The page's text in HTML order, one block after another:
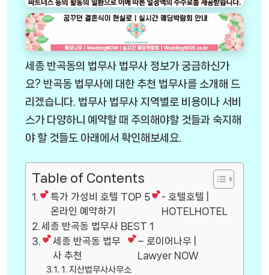
세종 반곡동의 법무사 법무사 정보가 궁금하신가
요? 반곡동 법무사에 대한 추천 법무사를 소개해 드
리겠습니다. 법무사 법무사 지역별로 비용이나 서비
스가 다양하니 예약할 때 주의해야할 것들과 숙지해
야 할 것들도 아래에서 확인해보세요.
Table of Contents
특가 가성비 호텔 TOP 5
온라인 예약하기
- 호텔호텔 |
HOTELHOTEL
세종 반곡동 법무사 BEST 1
세종 반곡동 법무
사 추천
– 로이어나우 |
Lawyer NOW
1. 지산법무사사무소